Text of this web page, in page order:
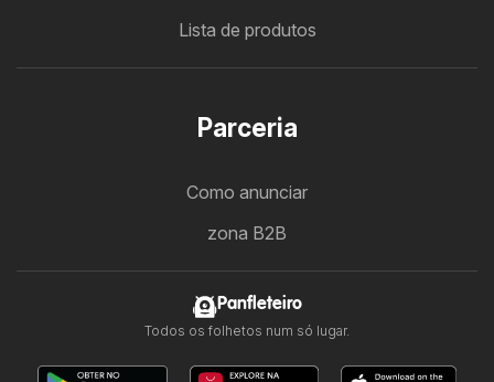
Lista de produtos
Parceria
Como anunciar
zona B2B
Panfleteiro
Todos os folhetos num só lugar.